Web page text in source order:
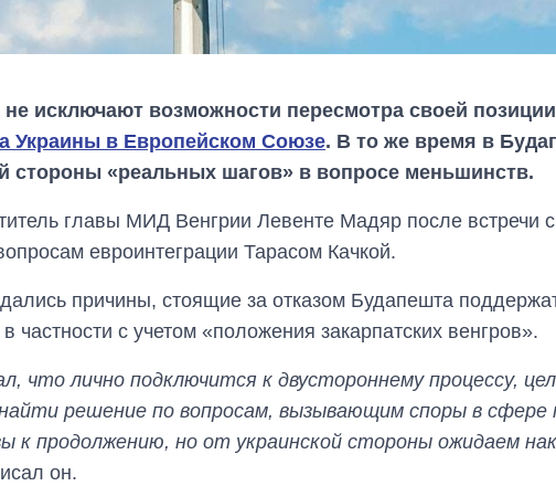
не исключают возможности пересмотра своей позиции
Украины в Европейском Союзе. В то же время в
стороны «реальных шагов» в вопросе меньшинств.
главы МИД Венгрии Левенте Мадяр после встречи
евроинтеграции Тарасом Качкой.
причины, стоящие за отказом Будапешта
частности с учетом «положения закарпатских венгров».
что лично подключится к двустороннему процессу,
решение по вопросам, вызывающим споры в сфере
продолжению, но от украинской стороны ожидаем
он.